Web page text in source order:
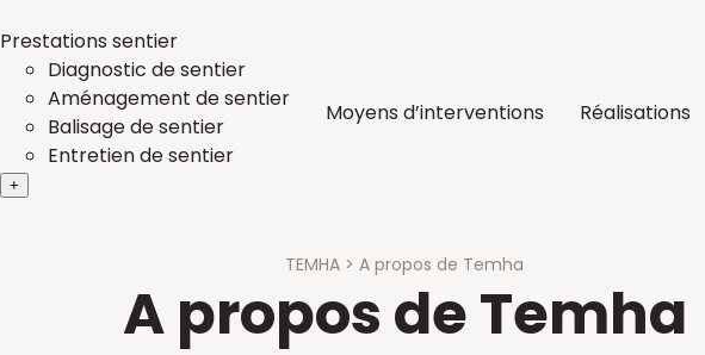
Prestations sentier
Diagnostic de sentier
Aménagement de sentier
Balisage de sentier
Entretien de sentier
+
Moyens d’interventions Réalisations
TEMHA > A propos de Temha
A propos de Temha